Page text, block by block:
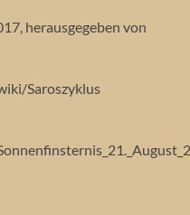
herausgegeben von
Saroszyklus